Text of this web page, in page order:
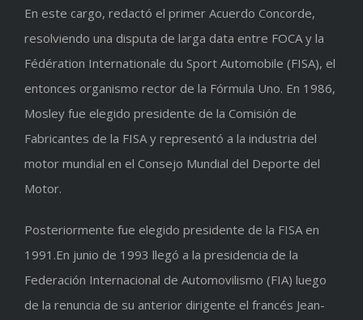
En este cargo, redactó el primer Acuerdo Concorde,
resolviendo una disputa de larga data entre FOCA y la
Fédération Internationale du Sport Automobile (FISA), el
entonces organismo rector de la Fórmula Uno. En 1986,
Mosley fue elegido presidente de la Comisión de
Fabricantes de la FISA y representó a la industria del
motor mundial en el Consejo Mundial del Deporte del
Motor.
Posteriormente fue elegido presidente de la FISA en
1991.En junio de 1993 llegó a la presidencia de la
Federación Internacional de Automovilismo (FIA) luego
de la renuncia de su anterior dirigente el francés Jean-